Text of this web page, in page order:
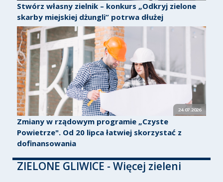
Stwórz własny zielnik – konkurs „Odkryj zielone
skarby miejskiej dżungli” potrwa dłużej
24.07.2026
Zmiany w rządowym programie „Czyste
Powietrze". Od 20 lipca łatwiej skorzystać z
dofinansowania
ZIELONE GLIWICE - Więcej zieleni